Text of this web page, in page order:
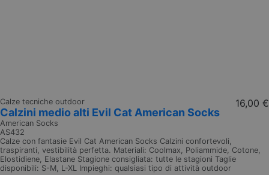
Calze tecniche outdoor
Calzini medio alti Evil Cat American Socks
American Socks
AS432
16,00 €
Calze con fantasie Evil Cat American Socks Calzini confortevoli,
traspiranti, vestibilità perfetta. Materiali: Coolmax, Poliammide, Cotone,
Elostidiene, Elastane Stagione consigliata: tutte le stagioni Taglie
disponibili: S-M, L-XL Impieghi: qualsiasi tipo di attività outdoor